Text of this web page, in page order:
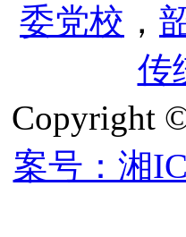
委党校 ，
传
Copyright
案号：湘